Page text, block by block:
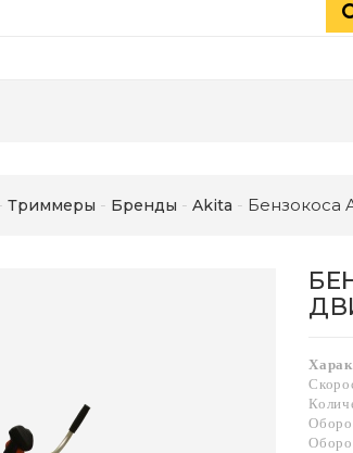
Триммеры Бренды Akita Бензокоса